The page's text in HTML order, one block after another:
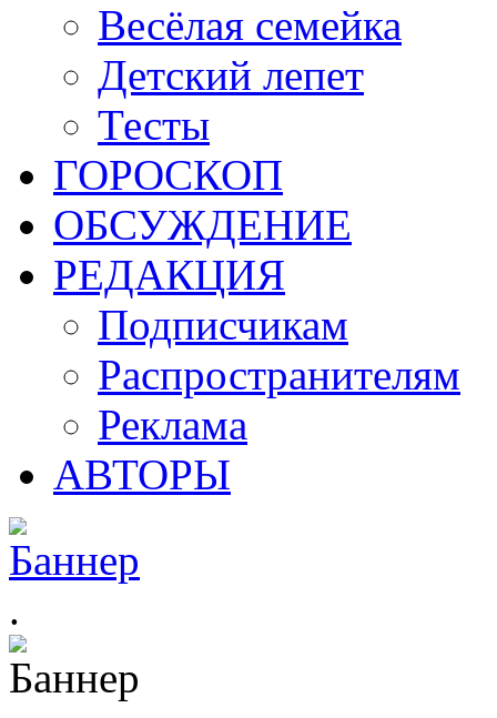
Весёлая семейка
Детский лепет
Тесты
ГОРОСКОП
ОБСУЖДЕНИЕ
РЕДАКЦИЯ
Подписчикам
Распространителям
Реклама
АВТОРЫ
.